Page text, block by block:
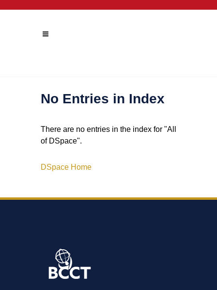
No Entries in Index
There are no entries in the index for "All
of DSpace".
DSpace Home